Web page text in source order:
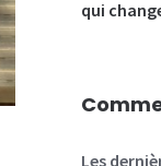
qui
Les